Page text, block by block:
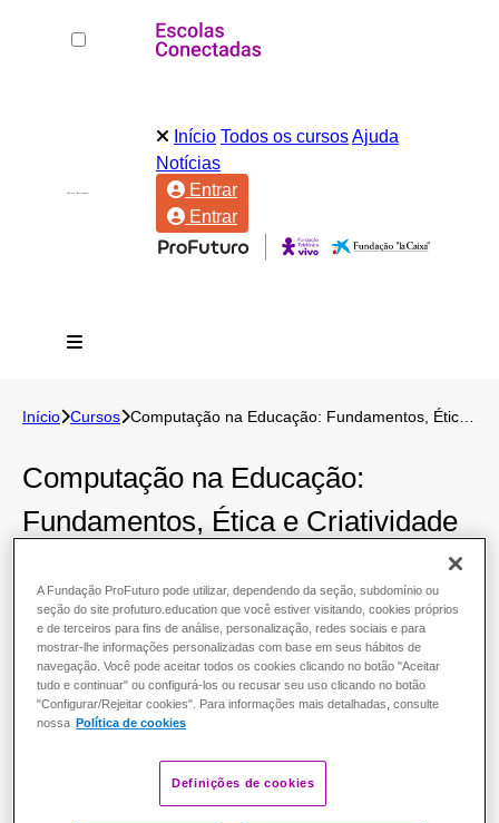
Início Todos os cursosAjuda
Notícias
Entrar
Entrar
Início Cursos
Computação na Educação:
Fundamentos, Ética e Criatividade
Modalidade:Autoformativo Comece agora!
As inscrições encerram em: 0 0
DIAS
0:
HORAS
A Fundação ProFuturo pode utilizar, dependendo da seção, subdomínio ou
seção do site profuturo.education que você estiver visitando, cookies próprios
e de terceiros para fins de análise, personalização, redes sociais e para
mostrar-lhe informações personalizadas com base em seus hábitos de
navegação. Você pode aceitar todos os cookies clicando no botão "Aceitar
tudo e continuar" ou configurá-los ou recusar seu uso clicando no botão
"Configurar/Rejeitar cookies". Para informações mais detalhadas, consulte
nossa Política de cookies
Definições de cookies